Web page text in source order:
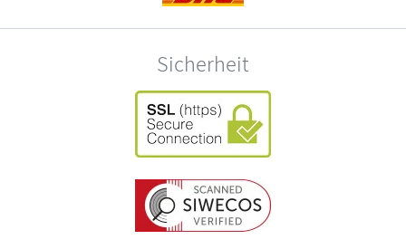
Sicherheit